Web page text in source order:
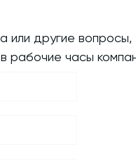
или другие
рабочие часы